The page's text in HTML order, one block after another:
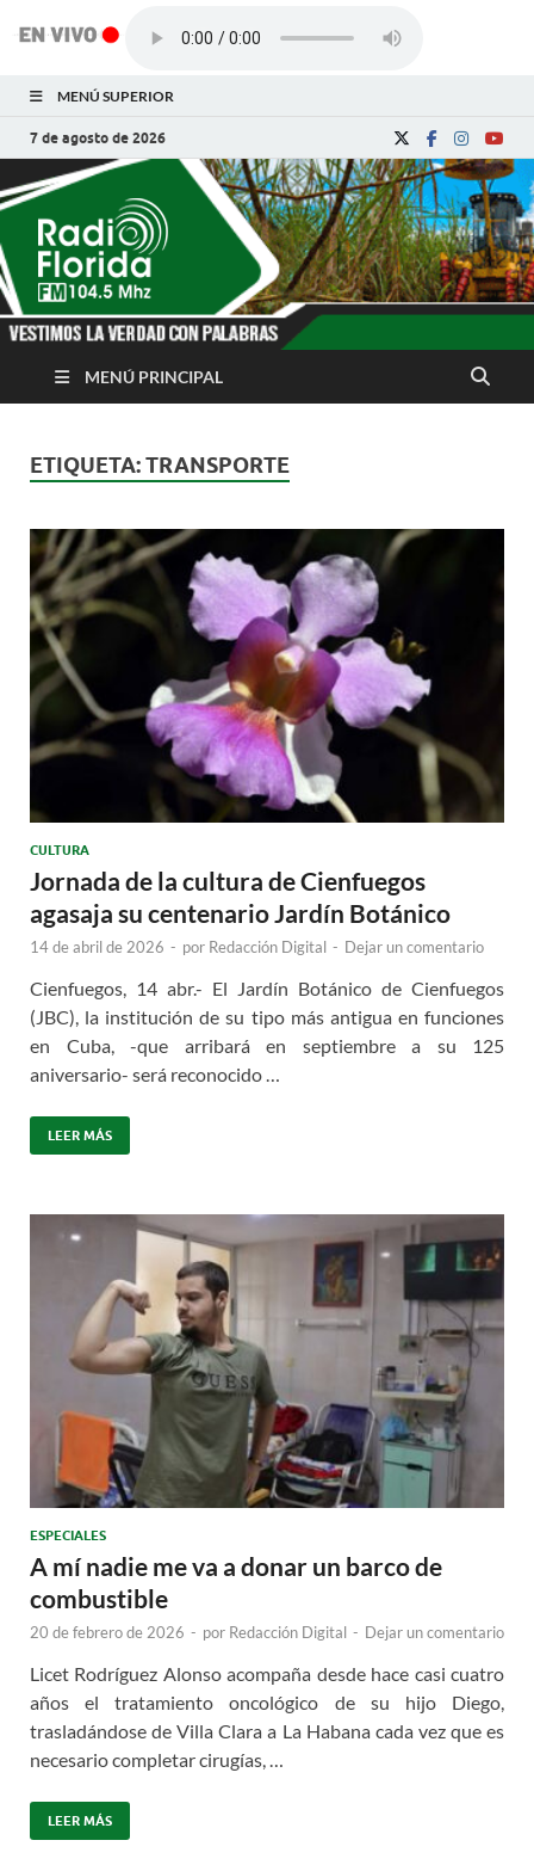
MENÚ SUPERIOR
7 de agosto de 2026
Radio Florida de
Cuba
Noticias y Actualidades de Florida, Camagüey,
MENÚ PRINCIPAL
ETIQUETA:TRANSPORTE
CULTURA
Jornada de la cultura de Cienfuegos
agasaja su centenario Jardín Botánico
14 de abril de 2026 - por Redacción Digital - Dejar un comentario
Cienfuegos, 14 abr.- El Jardín Botánico de Cienfuegos
(JBC), la institución de su tipo más antigua en funciones
en Cuba, -que arribará en septiembre a su 125
aniversario- será reconocido …
LEER MÁS
ESPECIALES
A mí nadie me va a donar un barco de
combustible
20 de febrero de 2026 - por Redacción Digital - Dejar un comentario
Licet Rodríguez Alonso acompaña desde hace casi cuatro
años el tratamiento oncológico de su hijo Diego,
trasladándose de Villa Clara a La Habana cada vez que es
necesario completar cirugías, …
LEER MÁS